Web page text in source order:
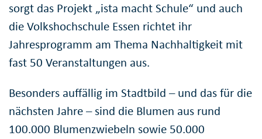
sorgt das Projekt „ista macht Schule“ und auch
die Volkshochschule Essen richtet ihr
Jahresprogramm am Thema Nachhaltigkeit mit
fast 50 Veranstaltungen aus.
Besonders auffällig im Stadtbild – und das für die
nächsten Jahre – sind die Blumen aus rund
100.000 Blumenzwiebeln sowie 50.000